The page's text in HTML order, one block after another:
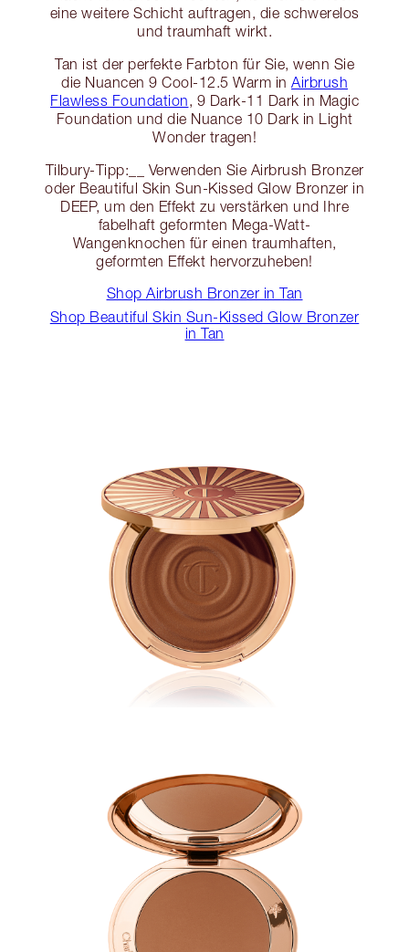
eine weitere Schicht auftragen, die schwerelos
und traumhaft wirkt.
Tan ist der perfekte Farbton für Sie, wenn Sie
die Nuancen 9 Cool-12.5 Warm in Airbrush
Flawless Foundation, 9 Dark-11 Dark in Magic
Foundation und die Nuance 10 Dark in Light
Wonder tragen!
Tilbury-Tipp:__ Verwenden Sie Airbrush Bronzer
oder Beautiful Skin Sun-Kissed Glow Bronzer in
DEEP, um den Effekt zu verstärken und Ihre
fabelhaft geformten Mega-Watt-
Wangenknochen für einen traumhaften,
geformten Effekt hervorzuheben!
Shop Airbrush Bronzer in Tan
Shop Beautiful Skin Sun-Kissed Glow Bronzer
in Tan